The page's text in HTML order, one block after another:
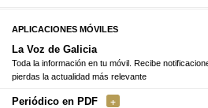
APLICACIONES MÓVILES
La Voz de Galicia
Toda la información en tu móvil. Recibe
pierdas la actualidad más relevante
Periódico en PDF